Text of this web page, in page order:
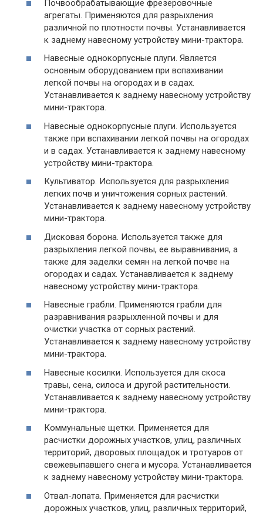
Почвообрабатывающие фрезеровочные
агрегаты. Применяются для разрыхления
различной по плотности почвы. Устанавливается
к заднему навесному устройству мини-трактора.
Навесные однокорпусные плуги. Является
основным оборудованием при вспахивании
легкой почвы на огородах и в садах.
Устанавливается к заднему навесному устройству
мини-трактора.
Навесные однокорпусные плуги. Используется
также при вспахивании легкой почвы на огородах
и в садах. Устанавливается к заднему навесному
устройству мини-трактора.
Культиватор. Используется для разрыхления
легких почв и уничтожения сорных растений.
Устанавливается к заднему навесному устройству
мини-трактора.
Дисковая борона. Используется также для
разрыхления легкой почвы, ее выравнивания, а
также для заделки семян на легкой почве на
огородах и садах. Устанавливается к заднему
навесному устройству мини-трактора.
Навесные грабли. Применяются грабли для
разравнивания разрыхленной почвы и для
очистки участка от сорных растений.
Устанавливается к заднему навесному устройству
мини-трактора.
Навесные косилки. Используется для скоса
травы, сена, силоса и другой растительности.
Устанавливается к заднему навесному устройству
мини-трактора.
Коммунальные щетки. Применяется для
расчистки дорожных участков, улиц, различных
территорий, дворовых площадок и тротуаров от
свежевыпавшего снега и мусора. Устанавливается
к заднему навесному устройству мини-трактора.
Отвал-лопата. Применяется для расчистки
дорожных участков, улиц, различных территорий,